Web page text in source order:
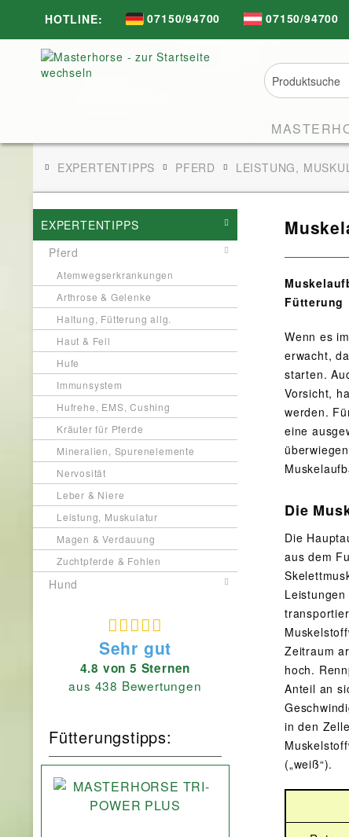
HOTLINE: 07150/94700 07150/94700
EXPERTENTIPPS PFERD LEISTUNG,
EXPERTENTIPPS
Pferd
Atemwegserkrankungen
Arthrose & Gelenke
Haltung, Fütterung allg.
Haut & Fell
Hufe
Immunsystem
Hufrehe, EMS, Cushing
Kräuter für Pferde
Mineralien, Spurenelemente
Nervosität
Leber & Niere
Leistung, Muskulatur
Magen & Verdauung
Zuchtpferde & Fohlen
Hund
Sehr gut
4.8 von 5 Sternen
aus 438 Bewertungen
Fütterungstipps:
Fütterung
Wenn es
erwacht,
starten.
Vorsicht,
werden.
eine
Die
Die
aus dem
Zeitraum
hoch.
Anteil an
in den
(„weiß“).